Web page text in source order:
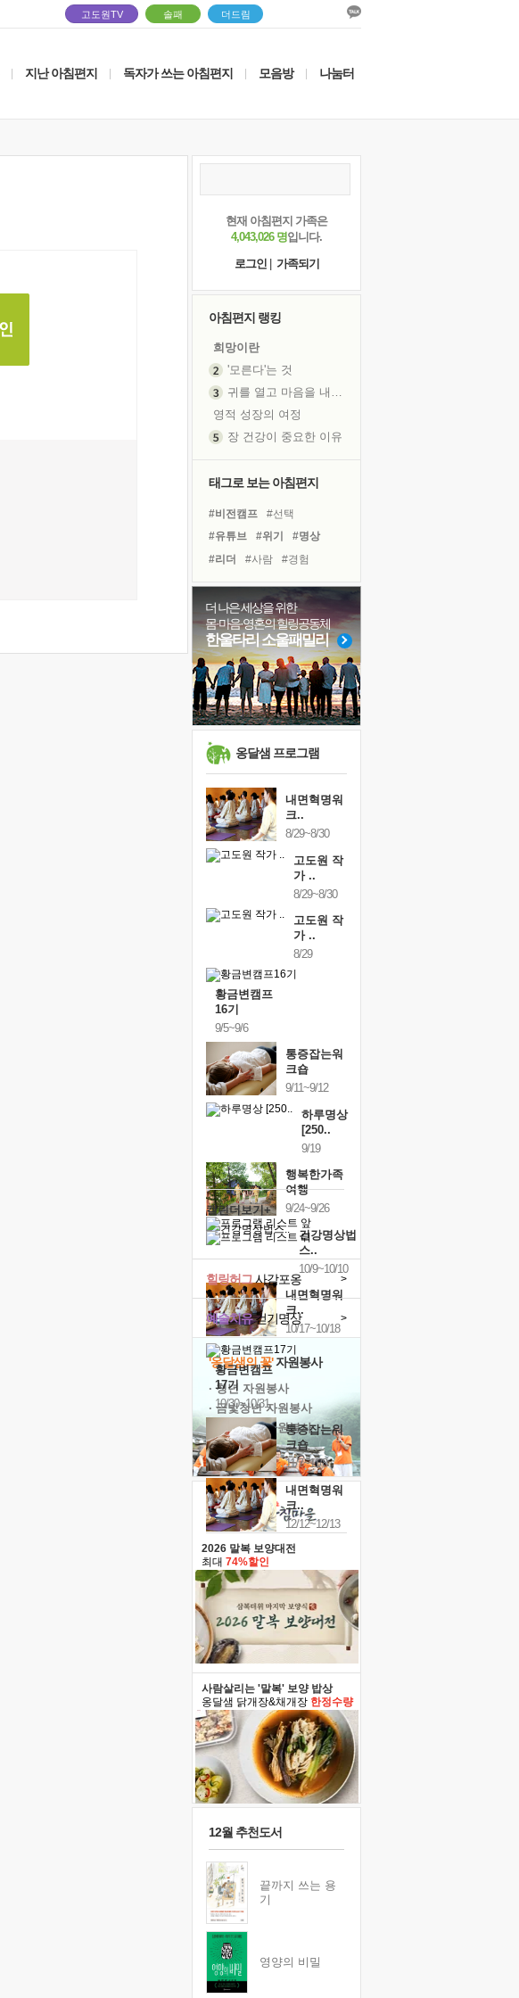
고도원TV 솔패 더드림
지난 아침편지 독자가 쓰는 아침편지 모음방 나눔터
현재 아침편지 가족은
4,043,026 명입니다.
로그인
가족되기
아침편지 랭킹
희망이란
'모른다'는 것
귀를 열고 마음을 내어주고
영적 성장의 여정
장 건강이 중요한 이유
흙이 된 몸으로 출근하는 여자
꿈이 실제가 되는 것
'말 타는 법'을 먼저
졸업식 사진을 보며
극심한 변비, 어깨결림, 수면 장애
아픈 아버지를 위한 공간 설계
슬럼프
보고 싶은 어머니
유년 시절의 부산 영도 바다
못된 꼰대들
태그로 보는 아침편지
#비전캠프
#선택
#유튜브
#위기
#명상
#리더
#사람
#경험
#독서
#링컨학교
#힐링
#면역력
#독서캠프
#다짐
#계획 #삶
#도움
#아이들
#희망
#극복
#나눔
더 나은 세상을 위한
몸·마음·영혼의 힐링공동체
한울타리 소울패밀리
옹달샘 프로그램
내면혁명워
크..
8/29~8/30
고도원 작
가 ..
8/29~8/30
고도원 작
가 ..
8/29
황금변캠프
16기
9/5~9/6
통증잡는워
크숍
9/11~9/12
하루명상
[250..
9/19
행복한가족
여행
9/24~9/26
건강명상법
스..
10/9~10/10
내면혁명워
크..
10/17~10/18
황금변캠프
17기
10/30~10/31
통증잡는워
크숍
11/7~11/8
내면혁명워
크..
12/12~12/13
캘린더보기+
예술치유걷기명상 >
힐링허그사감포옹 >
'옹달샘의 꽃'자원봉사
· 청년 자원봉사
· 금빛청년 자원봉사
· 음식연구 자원봉사
2026 말복 보양대전
최대 74%할인
사람살리는 '말복' 보양 밥상
옹달샘 닭개장&채개장 한정수량
12월 추천도서
끝까지 쓰는 용
기
영양의 비밀